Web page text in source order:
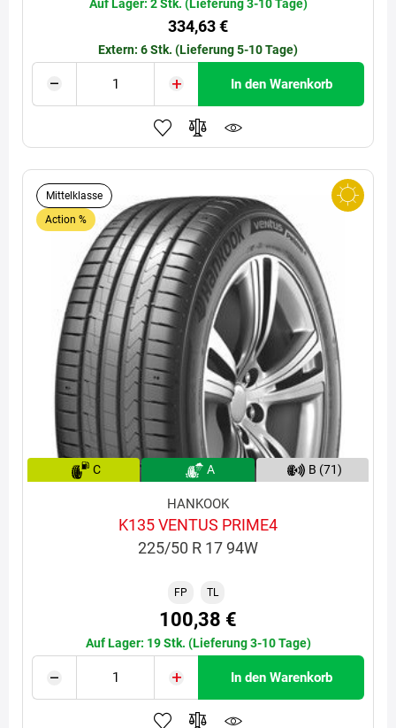
Auf Lager: 2 Stk. (Lieferung 3-10 Tage)
334,63 €
Extern: 6 Stk. (Lieferung 5-10 Tage)
In den Warenkorb
Mittelklasse
Action %
C A B (71)
HANKOOK
K135 VENTUS PRIME4
225/50 R 17 94W
FP TL
100,38 €
Auf Lager: 19 Stk. (Lieferung 3-10 Tage)
In den Warenkorb